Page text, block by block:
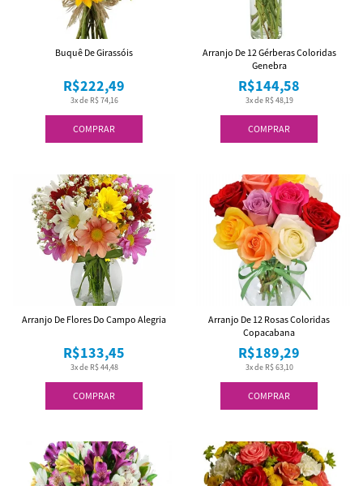
COMPRAR
3x de R$ 74,16
R$222,49
Buquê De Girassóis
COMPRAR
3x de R$ 48,19
R$144,58
Arranjo De 12 Gérberas Coloridas
Genebra
COMPRAR
3x de R$ 44,48
R$133,45
Arranjo De Flores Do Campo Alegria
COMPRAR
3x de R$ 63,10
R$189,29
Arranjo De 12 Rosas Coloridas
Copacabana